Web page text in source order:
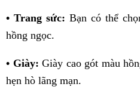
• Trang sức: Bạn có thể
hồng ngọc.
• Giày: Giày cao gót màu
hẹn hò lãng mạn.